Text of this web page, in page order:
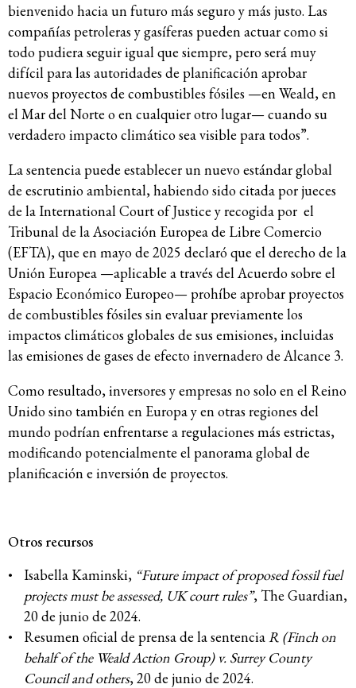
bienvenido hacia un futuro más seguro y más justo. Las
compañías petroleras y gasíferas pueden actuar como si
todo pudiera seguir igual que siempre, pero será muy
difícil para las autoridades de planificación aprobar
nuevos proyectos de combustibles fósiles —en Weald, en
el Mar del Norte o en cualquier otro lugar— cuando su
verdadero impacto climático sea visible para todos”.
La sentencia puede establecer un nuevo estándar global
de escrutinio ambiental, habiendo sido citada por jueces
de la International Court of Justice y recogida por el
Tribunal de la Asociación Europea de Libre Comercio
(EFTA), que en mayo de 2025 declaró que el derecho de la
Unión Europea —aplicable a través del Acuerdo sobre el
Espacio Económico Europeo— prohíbe aprobar proyectos
de combustibles fósiles sin evaluar previamente los
impactos climáticos globales de sus emisiones, incluidas
las emisiones de gases de efecto invernadero de Alcance 3.
Como resultado, inversores y empresas no solo en el Reino
Unido sino también en Europa y en otras regiones del
mundo podrían enfrentarse a regulaciones más estrictas,
modificando potencialmente el panorama global de
planificación e inversión de proyectos.
Otros recursos
Isabella Kaminski, “Future impact of proposed fossil fuel
projects must be assessed, UK court rules”, The Guardian,
20 de junio de 2024.
Resumen oficial de prensa de la sentenciaR (Finch on
behalf of the Weald Action Group) v. Surrey County
Council and others, 20 de junio de 2024.